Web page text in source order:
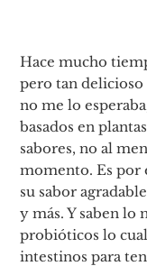
Hace mucho
pero tan delicioso
no me lo
basados en
sabores, no al
momento. Es por
su sabor
y más. Y saben
probióticos lo
intestinos para